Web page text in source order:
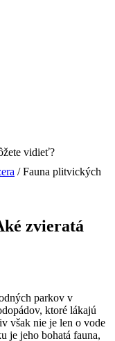
/ Fauna plitvických
zvieratá
parkov⁣ v
​ktoré lákajú
však nie je len o vode
je jeho bohatá fauna,